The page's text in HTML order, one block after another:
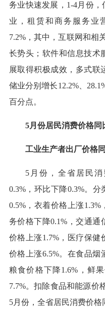
务业快速发展，1-4月份
业，租赁和商务服务业
7.2%，其中，互联网和相
长势头；软件和信息技术
展取得积极成效，多式联
储业分别增长12.2%、
百分点。
5月份居民消费价格同
工业生产者出厂价格
5月份，全省居民
0.3%，环比下降0.3%。
0.5%，衣着价格上涨
务价格下降0.1%，交通通
价格上涨1.7%，医疗保健
价格上涨6.5%。在食品烟
粮食价格下降1.6%，鲜
7.7%。扣除食品和能源价
5月份，全省居民消费价格